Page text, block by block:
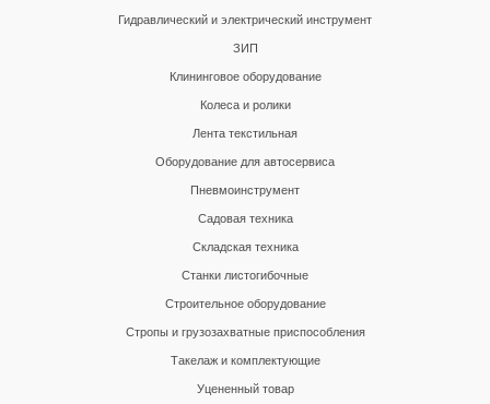
Гидравлический и электрический инструмент
ЗИП
Клининговое оборудование
Колеса и ролики
Лента текстильная
Оборудование для автосервиса
Пневмоинструмент
Садовая техника
Складская техника
Станки листогибочные
Строительное оборудование
Стропы и грузозахватные приспособления
Такелаж и комплектующие
Уцененный товар